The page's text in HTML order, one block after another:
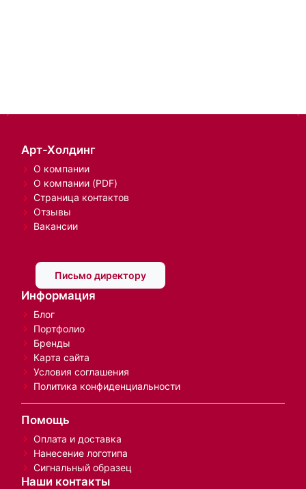
Арт-Холдинг
О компании
О компании (PDF)
Страница контактов
Отзывы
Вакансии
Письмо директору
Информация
Блог
Портфолио
Бренды
Карта сайта
Условия соглашения
Политика конфиденциальности
Помощь
Оплата и доставка
Нанесение логотипа
Сигнальный образец
Наши контакты